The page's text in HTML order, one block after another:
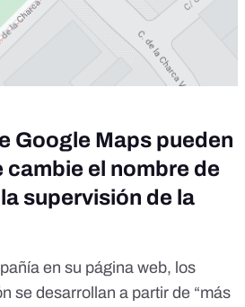
Google Maps pueden
cambie el nombre de
supervisión de la
en su página web, los
se desarrollan a partir de “más